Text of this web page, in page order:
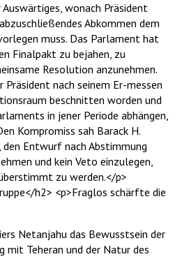
wonach Präsident
Abkommen dem
muss. Das Parlament hat
Finalpakt zu bejahen, zu
Resolution anzunehmen.
nach seinem Er-messen
beschnitten worden und
in jener Periode abhängen,
Kompromiss sah Barack H.
den Entwurf nach Abstimmung
und kein Veto einzulegen,
zu werden.</p>
h2> <p>Fraglos schärfte die
Netanjahu das Bewusstsein der
mit Teheran und der Natur des